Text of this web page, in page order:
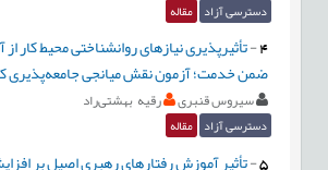
دسترسی آزاد مقاله
4
-تأثیر‌پذیری نیازهای روانشناختی محیط کار
ضمن خدمت؛ آزمون نقش میانجی جامعه‌پذیری
سیروس قنبری رقیه بهشتی‌راد
دسترسی آزاد مقاله
5
-تأثیر آموزش رفتارهای رهبری اصیل بر